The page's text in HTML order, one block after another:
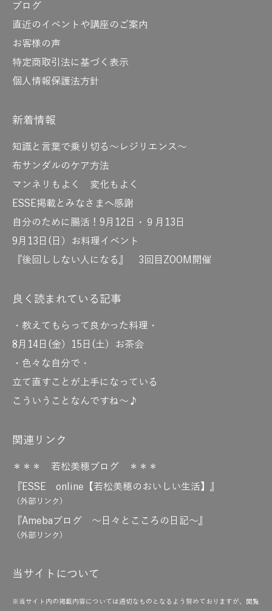
ブログ
直近のイベントや講座のご案内
お客様の声
特定商取引法に基づく表示
個人情報保護法方針
新着情報
知識と言葉で乗り切る～レジリエンス～
布サンダルのケア方法
マンネリもよく 変化もよく
ESSE掲載とみなさまへ感謝
自分のために腸活！9月12日・９月13日
9月13日(日）お料理イベント
『後回ししない人になる』 3回目ZOOM開催
良く読まれている記事
・教えてもらって良かった料理・
8月14日(金）15日(土）お茶会
・色々な自分で・
立て直すことが上手になっている
こういうことなんですね～♪
関連リンク
＊＊＊ 若松美穂ブログ ＊＊＊
『ESSE online【若松美穂のおいしい生活】』
（外部リンク）
『Amebaブログ ～日々とこころの日記～』
（外部リンク）
当サイトについて
※当サイト内の掲載内容については適切なものとなるよう努めておりますが、閲覧